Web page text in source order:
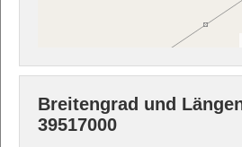
Breitengrad und
39517000